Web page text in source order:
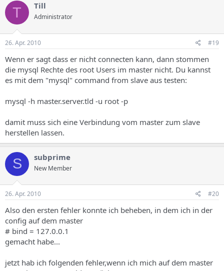
T Till
Administrator
26. Apr. 2010 #19
Wenn er sagt dass er nicht connecten kann, dann stommen
die mysql Rechte des root Users im master nicht. Du kannst
es mit dem "mysql" command from slave aus testen:
mysql -h master.server.tld -u root -p
damit muss sich eine Verbindung vom master zum slave
herstellen lassen.
S subprime
New Member
26. Apr. 2010 #20
Also den ersten fehler konnte ich beheben, in dem ich in der
config auf dem master
# bind = 127.0.0.1
gemacht habe...
jetzt hab ich folgenden fehler,wenn ich mich auf dem master